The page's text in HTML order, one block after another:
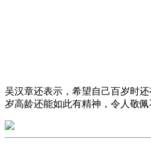
吴汉章还表示，希望自己百岁时
岁高龄还能如此有精神，令人敬佩